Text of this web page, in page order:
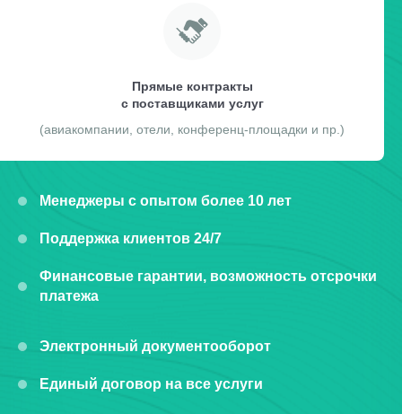
Прямые контракты
с поставщиками услуг
(авиакомпании, отели, конференц-площадки и пр.)
Менеджеры с опытом более 10 лет
Поддержка клиентов 24/7
Финансовые гарантии, возможность отсрочки
платежа
Электронный документооборот
Единый договор на все услуги